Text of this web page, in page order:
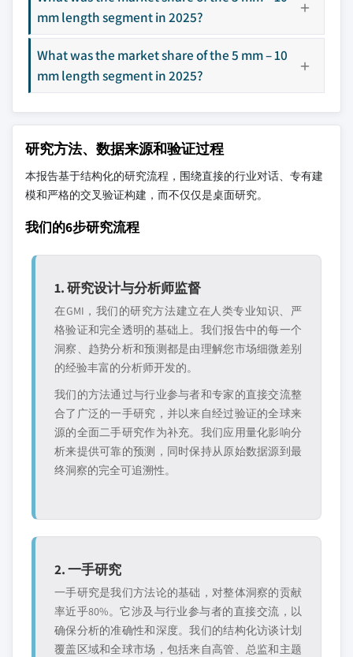
mm length segment in 2025?
What was the market share of the 5 mm – 10
mm length segment in 2025?
研究方法、数据来源和验证过程
本报告基于结构化的研究流程，围绕直接的行业对话、专有建
模和严格的交叉验证构建，而不仅仅是桌面研究。
我们的6步研究流程
1. 研究设计与分析师监督
在GMI，我们的研究方法建立在人类专业知识、严
格验证和完全透明的基础上。我们报告中的每一个
洞察、趋势分析和预测都是由理解您市场细微差别
的经验丰富的分析师开发的。
我们的方法通过与行业参与者和专家的直接交流整
合了广泛的一手研究，并以来自经过验证的全球来
源的全面二手研究作为补充。我们应用量化影响分
析来提供可靠的预测，同时保持从原始数据源到最
终洞察的完全可追溯性。
2. 一手研究
一手研究是我们方法论的基础，对整体洞察的贡献
率近乎80%。它涉及与行业参与者的直接交流，以
确保分析的准确性和深度。我们的结构化访谈计划
覆盖区域和全球市场，包括来自高管、总监和主题